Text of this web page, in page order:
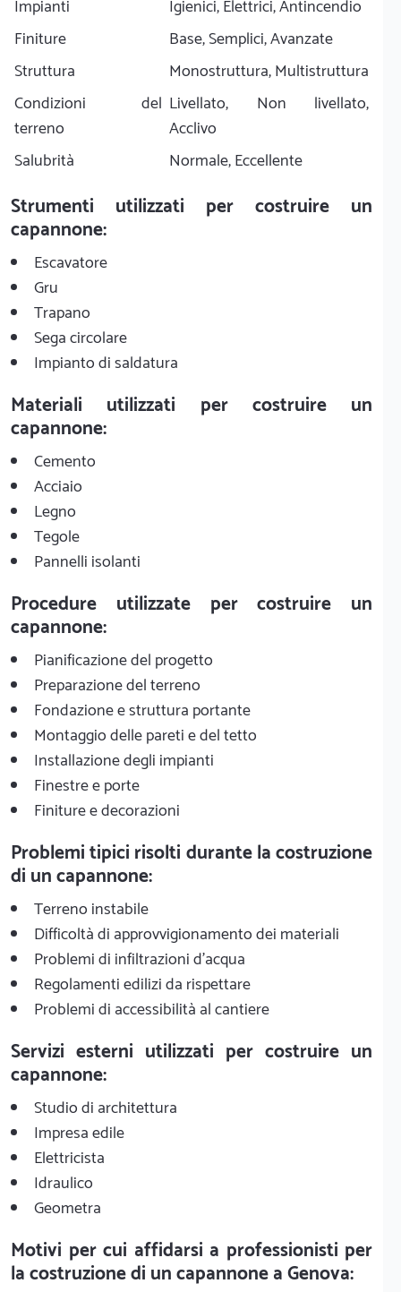
Impianti
Igienici, Elettrici, Antincendio
Finiture
Base, Semplici, Avanzate
Struttura
Monostruttura, Multistruttura
Condizioni del
terreno
Livellato, Non livellato,
Acclivo
Salubrità
Normale, Eccellente
Strumenti utilizzati per costruire un
capannone:
Escavatore
Gru
Trapano
Sega circolare
Impianto di saldatura
Materiali utilizzati per costruire un
capannone:
Cemento
Acciaio
Legno
Tegole
Pannelli isolanti
Procedure utilizzate per costruire un
capannone:
Pianificazione del progetto
Preparazione del terreno
Fondazione e struttura portante
Montaggio delle pareti e del tetto
Installazione degli impianti
Finestre e porte
Finiture e decorazioni
Problemi tipici risolti durante la costruzione
di un capannone:
Terreno instabile
Difficoltà di approvvigionamento dei materiali
Problemi di infiltrazioni d'acqua
Regolamenti edilizi da rispettare
Problemi di accessibilità al cantiere
Servizi esterni utilizzati per costruire un
capannone:
Studio di architettura
Impresa edile
Elettricista
Idraulico
Geometra
Motivi per cui affidarsi a professionisti per
la costruzione di un capannone a Genova: